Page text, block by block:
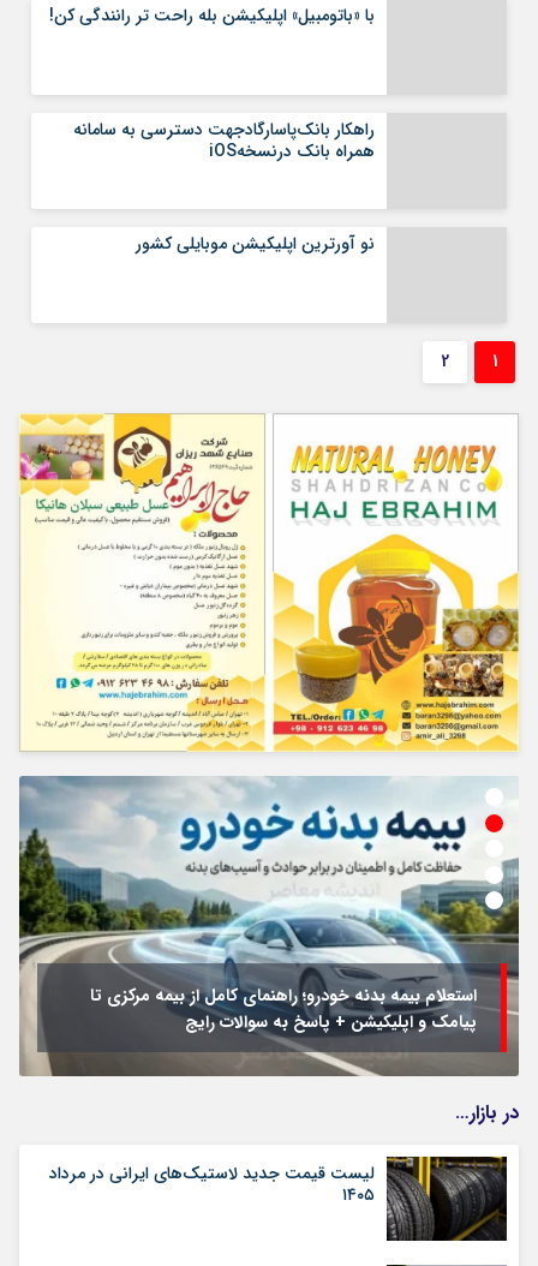
با «باتومبیل» اپلیکیشن بله راحت تر رانندگی کن!
راهکار بانک‌پاسارگادجهت دسترسی به سامانه
همراه بانک درنسخهiOS
نو آورترین اپلیکیشن موبایلی کشور
1
2
استعلام بیمه بدنه خودرو؛ راهنمای کامل از بیمه مرکزی تا
پیامک و اپلیکیشن + پاسخ به سوالات رایج
در بازار…
لیست قیمت جدید لاستیک‌های ایرانی در مرداد
۱۴۰۵